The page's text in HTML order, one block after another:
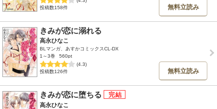
投稿数158件
無料立読み
きみが恋に溺れる
高永ひなこ
BLマンガ、あすかコミックスCL-DX
1～3巻
560pt
(4.3)
投稿数126件
無料立読み
きみが恋に堕ちる
高永ひなこ